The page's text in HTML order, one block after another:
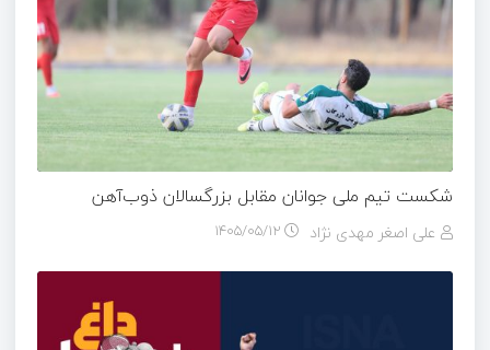
شکست تیم ملی جوانان مقابل بزرگسالان ذوب‌آهن
علی اصغر مهدی نژاد ۱۴۰۵/۰۵/۱۲